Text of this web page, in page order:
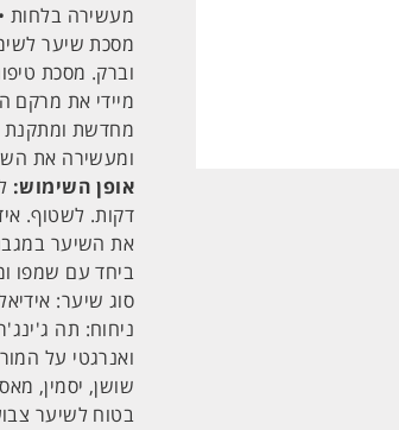
מעשירה בלחות
מסכת שיער
וברק. מסכת
מיידי את מרקם
מחדשת ומתקנת
ומעשירה את
אופן השימוש:
דקות. לשטוף.
את השיער
ביחד עם שמפו
סוג שיער:
ניחוח: תה
ואנרגטי על
שושן, יסמין,
בטוח לשיער